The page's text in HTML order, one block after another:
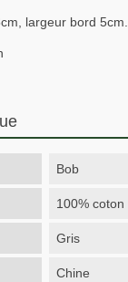
largeur bord 5cm.
Bob
100% coton
Gris
Chine